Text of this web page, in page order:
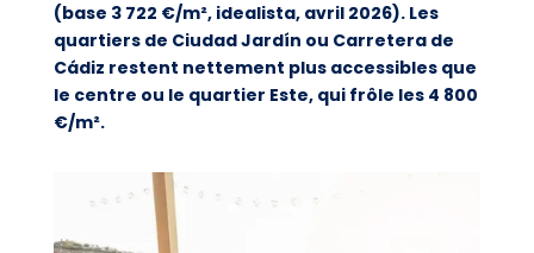
(base 3 722 €/m², idealista, avril 2026). Les
quartiers de Ciudad Jardín ou Carretera de
Cádiz restent nettement plus accessibles que
le centre ou le quartier Este, qui frôle les 4 800
€/m².